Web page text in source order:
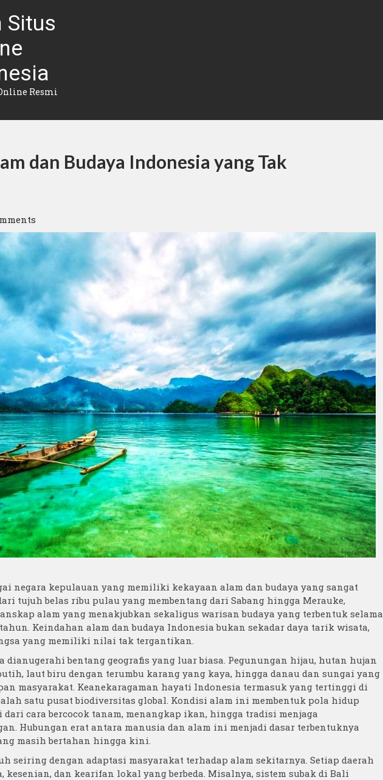
Situs
Resmi
dan Budaya Indonesia yang Tak
negara kepulauan yang memiliki kekayaan alam dan budaya yang sangat
tujuh belas ribu pulau yang membentang dari Sabang hingga Merauke,
alam yang menakjubkan sekaligus warisan budaya yang terbentuk selama
Keindahan alam dan budaya Indonesia bukan sekadar daya tarik wisata,
yang memiliki nilai tak tergantikan.
dianugerahi bentang geografis yang luar biasa. Pegunungan hijau, hutan hujan
laut biru dengan terumbu karang yang kaya, hingga danau dan sungai yang
masyarakat. Keanekaragaman hayati Indonesia termasuk yang tertinggi di
satu pusat biodiversitas global. Kondisi alam ini membentuk pola hidup
cara bercocok tanam, menangkap ikan, hingga tradisi menjaga
Hubungan erat antara manusia dan alam ini menjadi dasar terbentuknya
masih bertahan hingga kini.
seiring dengan adaptasi masyarakat terhadap alam sekitarnya. Setiap daerah
kesenian, dan kearifan lokal yang berbeda. Misalnya, sistem subak di Bali